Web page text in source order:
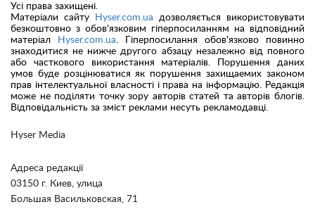
Hyser Media
Адреса редакції
03150 г. Киев, улица
Большая Васильковская, 71
Усі права захищені.
Матеріали сайту
Hyser.com.ua дозволяється використовувати
безкоштовно з обов'язковим гіперпосиланням на відповідний
матеріал
Hyser.com.ua . Гіперпосилання обов'язково повинно
знаходитися не нижче другого абзацу незалежно від повного
або часткового використання матеріалів. Порушення даних
умов буде розцінюватися як порушення захищаемих законом
прав інтелектуальної власності і права на інформацію. Редакція
може не поділяти точку зору авторів статей та авторів блогів.
Відповідальність за зміст реклами несуть рекламодавці.